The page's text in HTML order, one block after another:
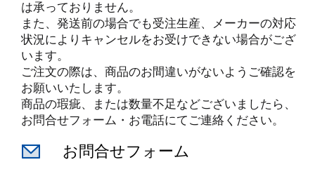
は承っておりません。
また、発送前の場合でも受注生産、メーカーの対応
状況によりキャンセルをお受けできない場合がござ
います。
ご注文の際は、商品のお間違いがないようご確認を
お願いいたします。
商品の瑕疵、または数量不足などございましたら、
お問合せフォーム・お電話にてご連絡ください。
お問合せフォーム